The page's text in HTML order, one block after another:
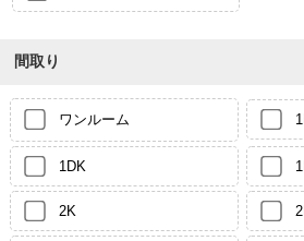
間取り
ワンルーム
1DK
2K